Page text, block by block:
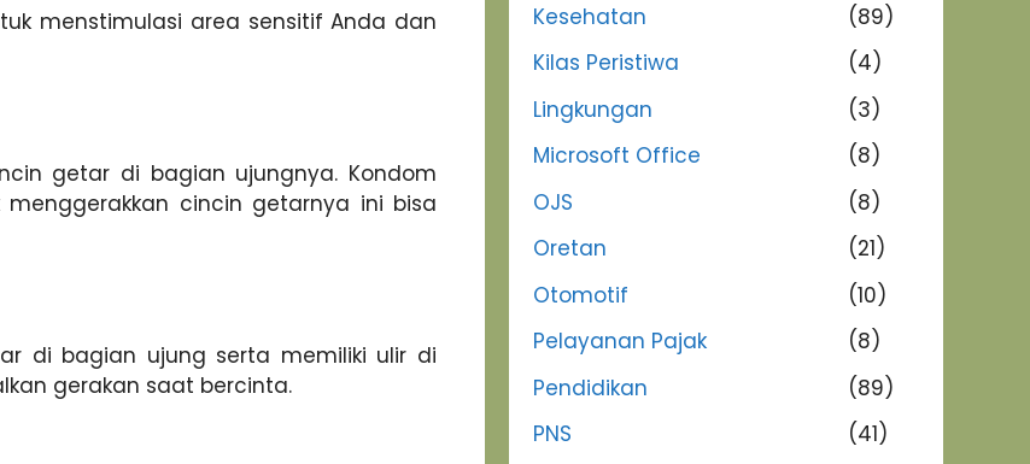
menstimulasi area sensitif Anda dan
getar di bagian ujungnya. Kondom
cincin getarnya ini bisa
di bagian ujung serta memiliki ulir di
gerakan saat bercinta.
Kesehatan
(89)
Kilas Peristiwa
(4)
Lingkungan
(3)
Microsoft Office
(8)
OJS
(8)
Oretan
(21)
Otomotif
(10)
Pelayanan Pajak
(8)
Pendidikan
(89)
PNS
(41)